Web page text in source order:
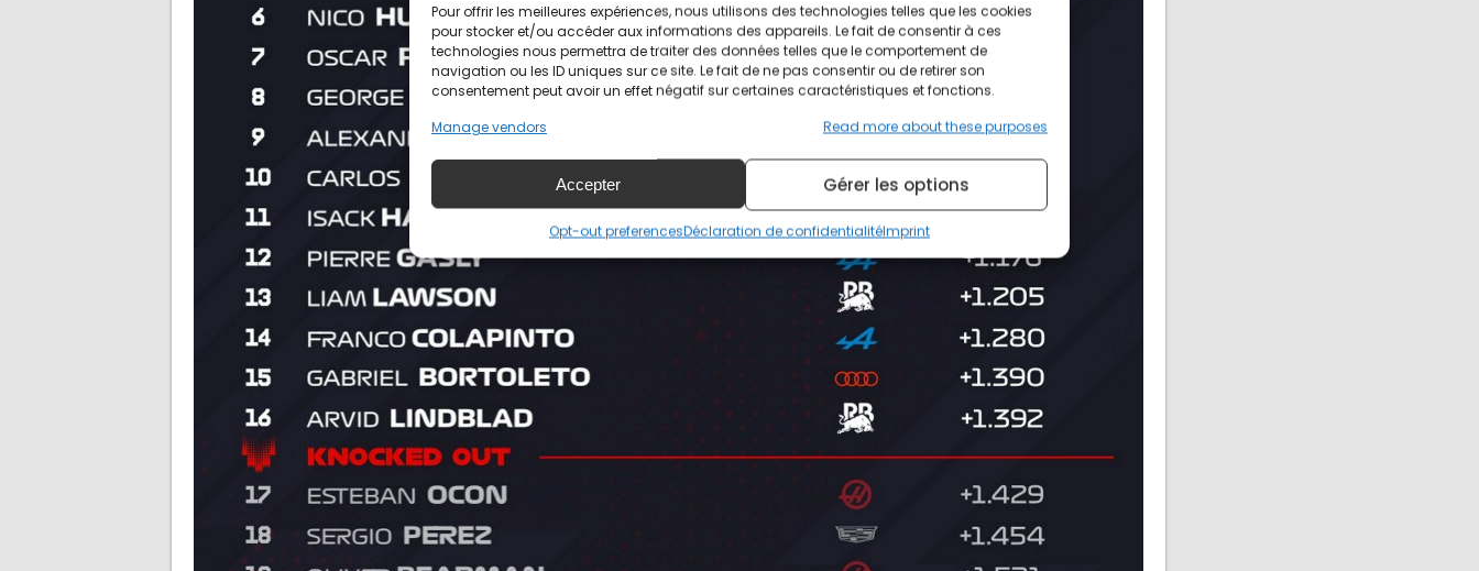
Pour offrir les meilleures expériences, nous utilisons des technologies telles que les cookies
pour stocker et/ou accéder aux informations des appareils. Le fait de consentir à ces
technologies nous permettra de traiter des données telles que le comportement de
navigation ou les ID uniques sur ce site. Le fait de ne pas consentir ou de retirer son
consentement peut avoir un effet négatif sur certaines caractéristiques et fonctions.
Manage vendors
Read more about these purposes
Accepter Gérer les options
Opt-out preferencesDéclaration de confidentialitéImprint